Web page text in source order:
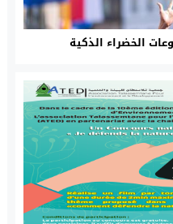
الخضراء الذكية